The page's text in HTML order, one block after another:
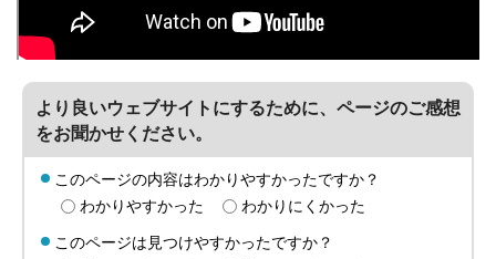
より良いウェブサイトにするために、ページのご感想
をお聞かせください。
このページの内容はわかりやすかったですか？
わかりやすかった
わかりにくかった
このページは見つけやすかったですか？